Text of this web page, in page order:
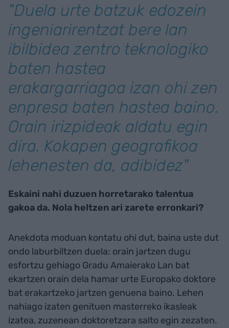
"Duela urte batzuk edozein
ingeniarirentzat bere lan
ibilbidea zentro teknologiko
baten hastea
erakargarriagoa izan ohi zen
enpresa baten hastea baino.
Orain irizpideak aldatu egin
dira. Kokapen geografikoa
lehenesten da, adibidez"
Eskaini nahi duzuen horretarako talentua
gakoa da. Nola heltzen ari zarete erronkari?
Anekdota moduan kontatu ohi dut, baina uste dut
ondo laburbiltzen duela: orain jartzen dugu
esfortzu gehiago Gradu Amaierako Lan bat
ekartzen orain dela hamar urte Europako doktore
bat erakartzeko jartzen genuena baino. Lehen
nahiago izaten genituen masterreko ikasleak
izatea, zuzenean doktoretzara salto egin zezaten.